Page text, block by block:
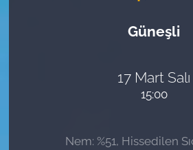
Güneşli
17 Mart Salı
15:00
Nem: %51, Hissedilen